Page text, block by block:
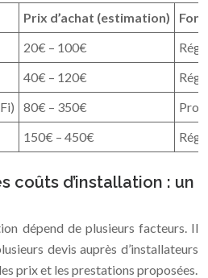
Prix d’achat (estimation)
20€ – 100€
40€ – 120€
80€ – 350€
150€ – 450€
coûts d’installation : un
dépend de plusieurs facteurs. Il
devis auprès d’installateurs
prix et les prestations proposées.